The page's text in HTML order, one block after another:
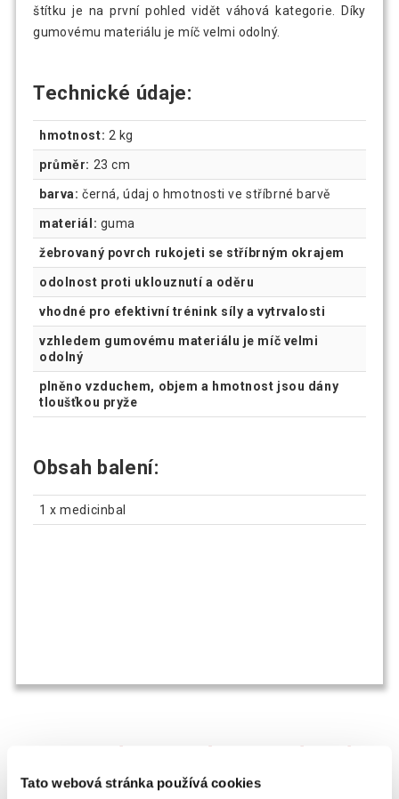
Tato webová stránka používá cookies
štítku je na první pohled vidět váhová kategorie. Díky
gumovému materiálu je míč velmi odolný.
Technické údaje:
hmotnost: 2 kg
průměr: 23 cm
barva: černá, údaj o hmotnosti ve stříbrné barvě
materiál: guma
žebrovaný povrch rukojeti se stříbrným okrajem
odolnost proti uklouznutí a oděru
vhodné pro efektivní trénink síly a vytrvalosti
vzhledem gumovému materiálu je míč velmi
odolný
plněno vzduchem, objem a hmotnost jsou dány
tloušťkou pryže
Obsah balení:
1 x medicinbal